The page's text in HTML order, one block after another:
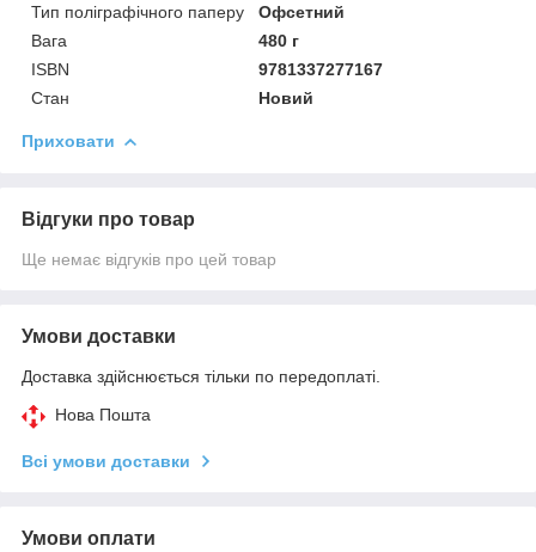
Тип поліграфічного паперу
Офсетний
Вага
480 г
ISBN
9781337277167
Стан
Новий
Приховати
Відгуки про товар
Ще немає відгуків про цей товар
Умови доставки
Доставка здійснюється тільки по передоплаті.
Нова Пошта
Всі умови доставки
Умови оплати